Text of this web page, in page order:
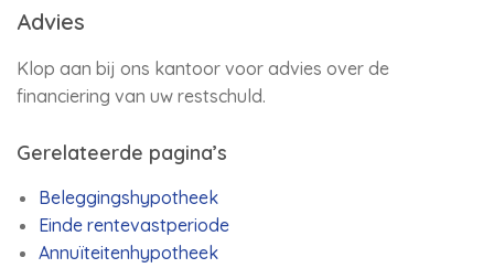
Advies
Klop aan bij ons kantoor voor advies over de
financiering van uw restschuld.
Gerelateerde pagina’s
Beleggingshypotheek
Einde rentevastperiode
Annuïteitenhypotheek